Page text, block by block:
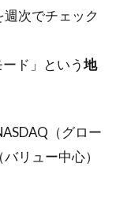
週次でチェック
ド」という地
（グロー
リュー中心）